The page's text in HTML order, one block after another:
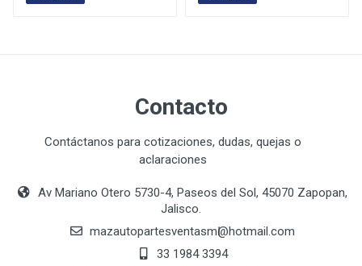
Contacto
Contáctanos para cotizaciones, dudas, quejas o
aclaraciones
Av Mariano Otero 5730-4, Paseos del Sol, 45070 Zapopan,
Jalisco.
mazautopartesventasmӏ@hotmail.com
33 1984 3394